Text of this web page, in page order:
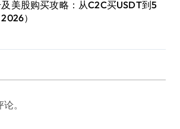
美股购买攻略：从C2C买USDT到5
）
。